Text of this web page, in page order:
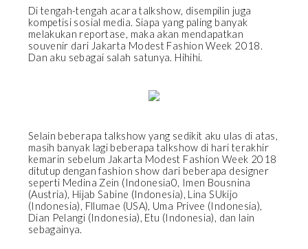
Di tengah-tengah acara talkshow, disempilin juga
kompetisi sosial media. Siapa yang paling banyak
melakukan reportase, maka akan mendapatkan
souvenir dari Jakarta Modest Fashion Week 2018.
Dan aku sebagai salah satunya. Hihihi.
Selain beberapa talkshow yang sedikit aku ulas di atas,
masih banyak lagi beberapa talkshow di hari terakhir
kemarin sebelum Jakarta Modest Fashion Week 2018
ditutup dengan fashion show dari beberapa designer
seperti Medina Zein (Indonesia0, Imen Bousnina
(Austria), Hijab Sabine (Indonesia), Lina SUkijo
(Indonesia), Fllumae (USA), Uma Privee (Indonesia),
Dian Pelangi (Indonesia), Etu (Indonesia), dan lain
sebagainya.